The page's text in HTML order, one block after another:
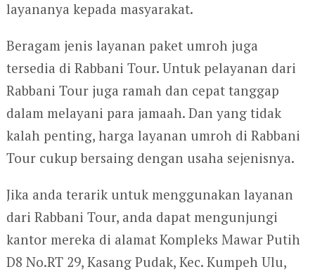
layananya kepada masyarakat.
Beragam jenis layanan paket umroh juga
tersedia di Rabbani Tour. Untuk pelayanan dari
Rabbani Tour juga ramah dan cepat tanggap
dalam melayani para jamaah. Dan yang tidak
kalah penting, harga layanan umroh di Rabbani
Tour cukup bersaing dengan usaha sejenisnya.
Jika anda terarik untuk menggunakan layanan
dari Rabbani Tour, anda dapat mengunjungi
kantor mereka di alamat Kompleks Mawar Putih
D8 No.RT 29, Kasang Pudak, Kec. Kumpeh Ulu,